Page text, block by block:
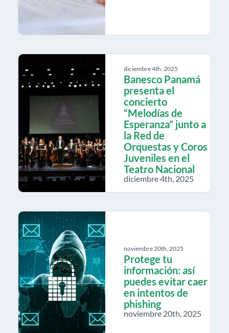
diciembre 4th, 2025
Banesco Panamá
presenta el
concierto
“Melodías de
Esperanza” junto a
la Red de
Orquestas y Coros
Juveniles en el
Teatro Nacional
diciembre 4th, 2025
noviembre 20th, 2025
Protege tu
información: así
puedes evitar caer
en intentos de
phishing
noviembre 20th, 2025